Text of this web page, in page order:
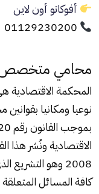
أفوكاتو أون لاين
محامي متخصص
المحكمة الاقتصادية
نوعيا ومكانيا
2008 وهو
كافة المسائل المتعلقة